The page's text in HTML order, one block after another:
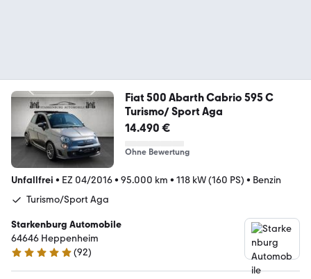
Fiat 500 Abarth Cabrio 595 C
Turismo/ Sport Aga
14.490 €
Ohne Bewertung
Unfallfrei • EZ 04/2016• 95.000 km • 118 kW (160 PS) • Benzin
Turismo/Sport Aga
Starkenburg Automobile
64646 Heppenheim
5 Sterne
(92)